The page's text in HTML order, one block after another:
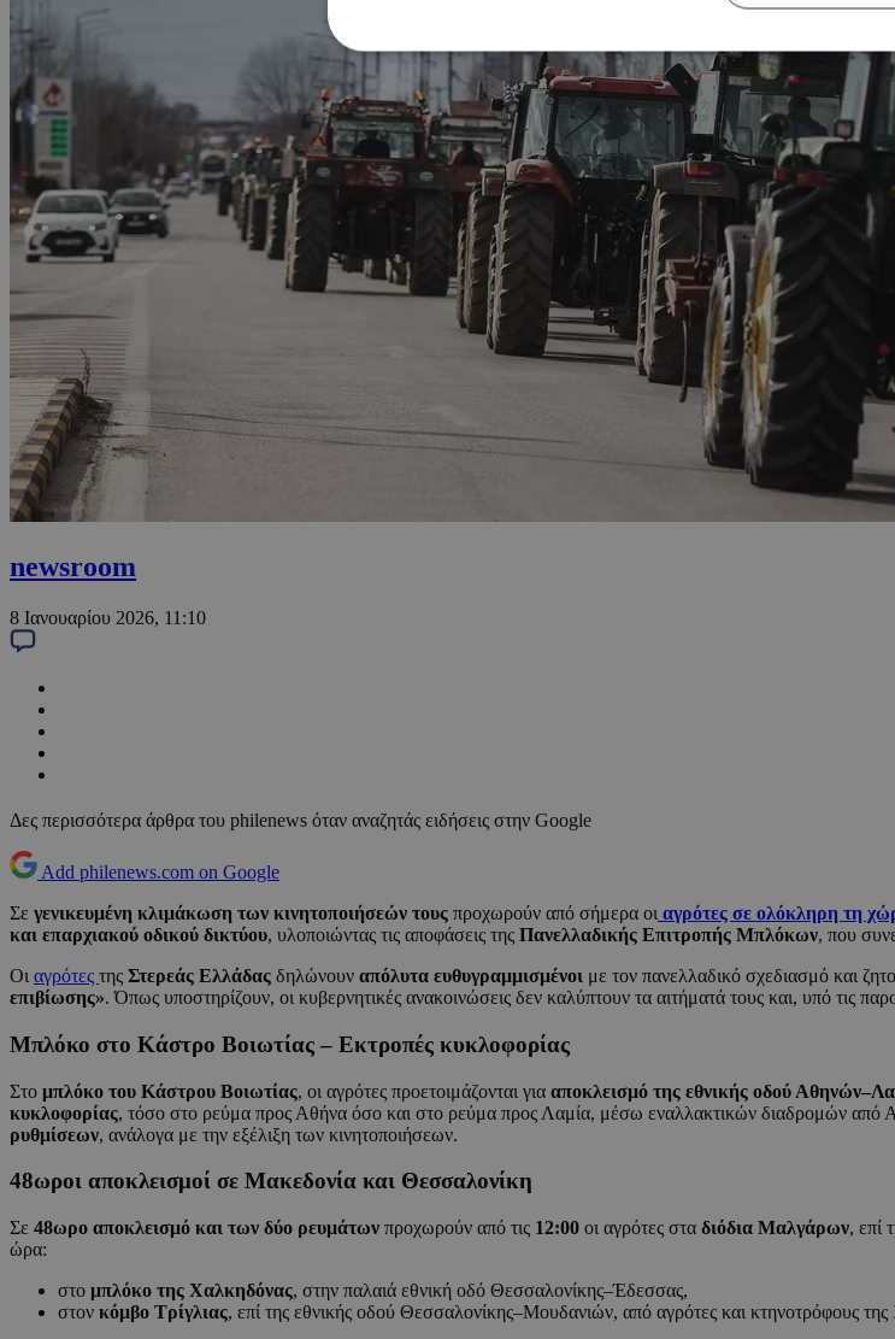
newsroom
8 Ιανουαρίου 2026, 11:10
Δες περισσότερα άρθρα του philenews όταν αναζητάς ειδήσεις στην Google
Add philenews.com on Google
Σε γενικευμένη κλιμάκωση των κινητοποιήσεών τους προχωρούν από σήμερα οι αγρότες σε ολόκληρη τη
και επαρχιακού οδικού δικτύου, υλοποιώντας τις αποφάσεις της Πανελλαδικής Επιτροπής Μπλόκων, που
Οι αγρότες της Στερεάς Ελλάδας δηλώνουν απόλυτα ευθυγραμμισμένοι με τον πανελλαδικό σχεδιασμό και
επιβίωσης». Όπως υποστηρίζουν, οι κυβερνητικές ανακοινώσεις δεν καλύπτουν τα αιτήματά τους και, υπό τις
Μπλόκο στο Κάστρο Βοιωτίας – Εκτροπές κυκλοφορίας
Στο μπλόκο του Κάστρου Βοιωτίας, οι αγρότες προετοιμάζονται για αποκλεισμό της εθνικής οδού
κυκλοφορίας, τόσο στο ρεύμα προς Αθήνα όσο και στο ρεύμα προς Λαμία, μέσω εναλλακτικών διαδρομών από
ρυθμίσεων, ανάλογα με την εξέλιξη των κινητοποιήσεων.
48ωροι αποκλεισμοί σε Μακεδονία και Θεσσαλονίκη
Σε 48ωρο αποκλεισμό και των δύο ρευμάτων προχωρούν από τις 12:00 οι αγρότες στα διόδια Μαλγάρων, επί
ώρα:
στο μπλόκο της Χαλκηδόνας, στην παλαιά εθνική οδό Θεσσαλονίκης–Έδεσσας,
στον κόμβο Τρίγλιας, επί της εθνικής οδού Θεσσαλονίκης–Μουδανιών, από αγρότες και κτηνοτρόφους της